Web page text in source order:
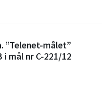
”Telenet-målet”
mål nr C-221/12